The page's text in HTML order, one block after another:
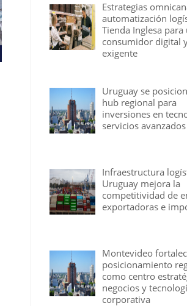
Estrategias
automatización
Tienda Inglesa para
consumidor digital
exigente
Uruguay se
hub regional para
inversiones en
servicios avanzados
Infraestructura
Uruguay mejora la
competitividad de
exportadoras e
Montevideo
posicionamiento
como centro
negocios y
corporativa